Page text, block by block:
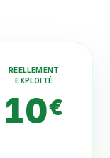
RÉELLEMENT
EXPLOITÉ
10€